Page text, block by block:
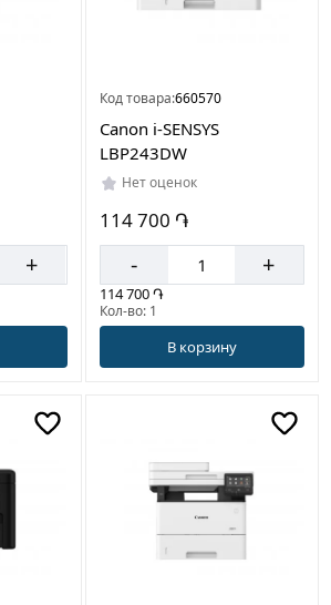
+
Код товара:660570
Canon i-SENSYS
LBP243DW
Нет оценок
114 700 ֏
- +
114 700 ֏
Кол-во: 1
В корзину